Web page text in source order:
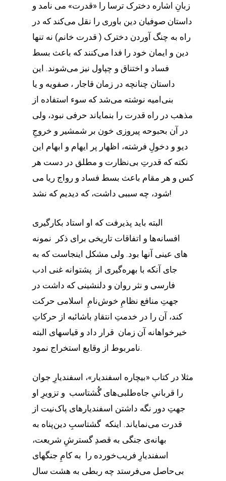
زبانِ اشاره دخترک ترسا را «قدرت» می نامد و
داستان صوفیان دین باوری را نقل می‌کند که در
راه به چنگ آوردن دخترک ( قدرت خانم) نه تنها
دین و ایمان خود را فدا می‌کنند که باعث بسط
فساد و اختناق و چپاول نیز می‌شوند. این
داستان چنانچه در زمان قاجار ، صفویه و یا
بنی‌امیه نوشته می‌شد که سوء استفاده از
مذهب در راه قدرت را بنمایاند حرفی نبود، ولی
در آن بحبوحه پیروزی خون بر شمشیر و خروجِ
دیو و دخولِ فرشته، اظهار پر ایهام و ابهام این
نکته که قدرتِ بی‌نظارت و مطلق در دست هر
کس و هر مقام باعث بسط فساد و رواج ریا می
شود، چه سببی داشت، که دیدیم که نشد!
البته باید پذیرفت که او استاد بکارگیری
افسانه‌ها و اتفاقات تاریخی برای ذکر نمونه
های عینی آنها بود. ولی مشکل اینجاست که به
جای آنکه با بهره‌گیری از پشتوانه غنی ادب
فارسی و نثر روان و دلنشینی که داشت در
جهتِ منافع نظامِ خوش‌نامِ اسلامی حرکت
کند، آن را در خدمتِ انتقادِ باشائبه از حرکاتِ
خیرخواهانه آن زمان قرار داد و قیاسهای البته
نامربوط از وقایع استخراج نمود.
مثلا در کتاب «بیچاره اسفندیار»، اسفندیارِ جوان
را قربانیِ جاه‌طلبی‌های گُشتاسب و تزویرِ او
جهتِ دور نگه داشتن اسفندیارها‌ی پاک‌نیت از
قدرت می‌نمایاند. اینکه گشتاسبِ دین‌پناه به
بهانه‌ی جنگی به قصدِ گسترشِ شریعت،
اسفندیارِ فریب‌خورده را به کامِ جنگهای
بی‌حاصل می‌فرستد چه ربطی به هشت سال